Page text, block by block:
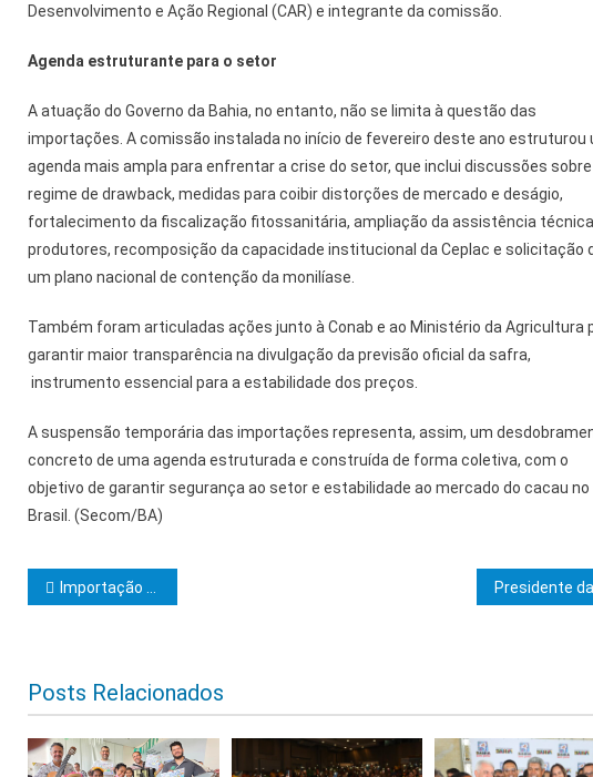
Desenvolvimento e Ação Regional (CAR) e integrante da comissão.
Agenda estruturante para o setor
A atuação do Governo da Bahia, no entanto, não se limita à questão das
importações. A comissão instalada no início de fevereiro deste ano estruturou
agenda mais ampla para enfrentar a crise do setor, que inclui discussões sobre
regime de drawback, medidas para coibir distorções de mercado e deságio,
fortalecimento da fiscalização fitossanitária, ampliação da assistência
produtores, recomposição da capacidade institucional da Ceplac e solicitação
um plano nacional de contenção da monilíase.
Também foram articuladas ações junto à Conab e ao Ministério da Agricultura
garantir maior transparência na divulgação da previsão oficial da safra,
instrumento essencial para a estabilidade dos preços.
A suspensão temporária das importações representa, assim, um
concreto de uma agenda estruturada e construída de forma coletiva, com o
objetivo de garantir segurança ao setor e estabilidade ao mercado do cacau no
Brasil. (Secom/BA)
Navegação de Post
Importação de cacau da Costa do Marfim é suspensa após articulação liderada pela Bahia
Posts Relacionados